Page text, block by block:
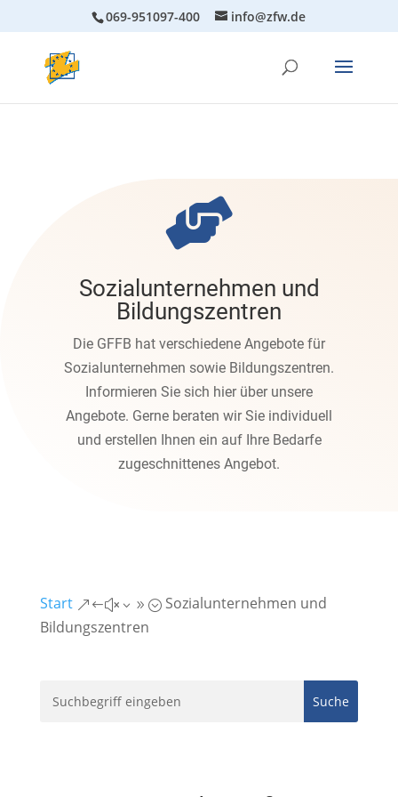
069-951097-400 info@zfw.de

Sozialunternehmen und
Bildungszentren
Die GFFB hat verschiedene Angebote für
Sozialunternehmen sowie Bildungszentren.
Informieren Sie sich hier über unsere
Angebote. Gerne beraten wir Sie individuell
und erstellen Ihnen ein auf Ihre Bedarfe
zugeschnittenes Angebot.
Start &#x39; Sozialunternehmen und
Bildungszentren